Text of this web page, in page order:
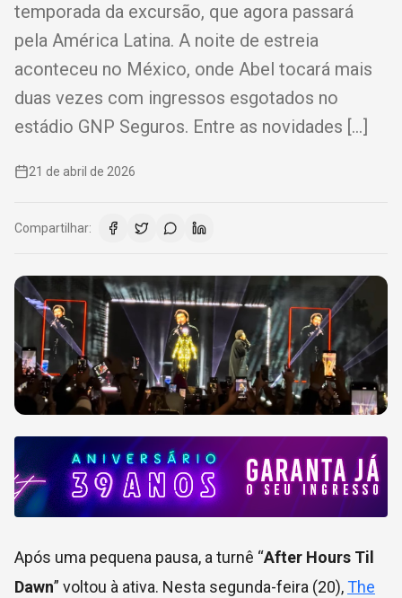
temporada da excursão, que agora passará
pela América Latina. A noite de estreia
aconteceu no México, onde Abel tocará mais
duas vezes com ingressos esgotados no
estádio GNP Seguros. Entre as novidades […]
21 de abril de 2026
Compartilhar:
Após uma pequena pausa, a turnê “After Hours Til
Dawn” voltou à ativa. Nesta segunda-feira (20),The